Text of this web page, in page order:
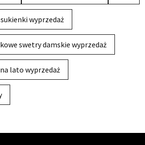
wyprzedaż
swetry damskie wyprzedaż
lato wyprzedaż